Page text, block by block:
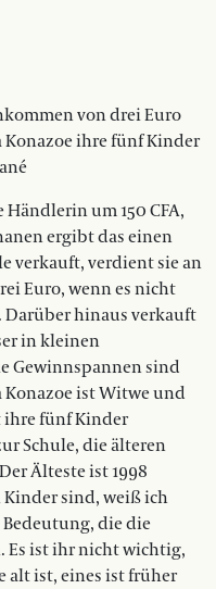
von drei Euro
ihre fünf Kinder
um 150 CFA,
ergibt das einen
verkauft, verdient sie an
Euro, wenn es nicht
Darüber hinaus verkauft
in kleinen
Gewinnspannen sind
ist Witwe und
ihre fünf Kinder
Schule, die älteren
Älteste ist 1998
Kinder sind, weiß ich
die die
Es ist ihr nicht wichtig,
alt ist, eines ist früher